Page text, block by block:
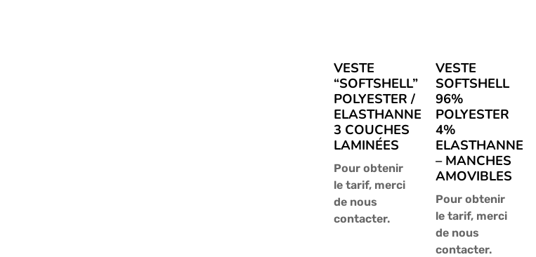
VESTE
“SOFTSHELL”
POLYESTER /
ELASTHANNE
3 COUCHES
LAMINÉES
Pour obtenir
le tarif, merci
de nous
contacter.
VESTE
SOFTSHELL
96%
POLYESTER
4%
ELASTHANNE
– MANCHES
AMOVIBLES
Pour obtenir
le tarif, merci
de nous
contacter.